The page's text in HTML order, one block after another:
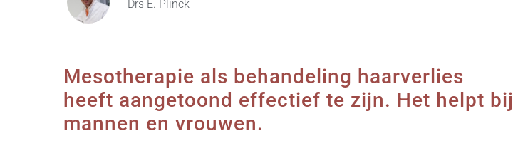
Drs E. Plinck
Mesotherapie als behandeling haarverlies
heeft aangetoond effectief te zijn. Het helpt bij
mannen en vrouwen.